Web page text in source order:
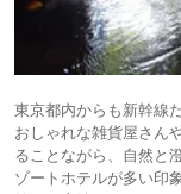
東京都内からも新幹線
おしゃれな雑貨屋さん
ることながら、自然と
ゾートホテルが多い印